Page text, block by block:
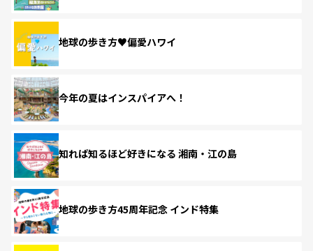
地球の歩き方♥偏愛ハワイ
今年の夏はインスパイアへ！
知れば知るほど好きになる 湘南・江の島
地球の歩き方45周年記念 インド特集